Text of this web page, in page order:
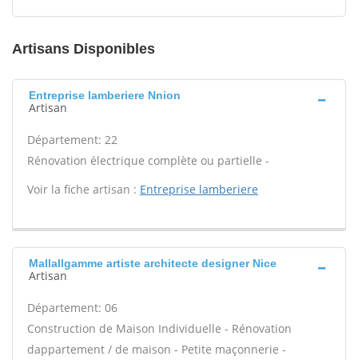
Artisans Disponibles
Entreprise lamberiere Nnion
Artisan
Département: 22
Rénovation électrique complète ou partielle -
Voir la fiche artisan : Entreprise lamberiere
Mallallgamme artiste architecte designer Nice
Artisan
Département: 06
Construction de Maison Individuelle - Rénovation
dappartement / de maison - Petite maçonnerie -